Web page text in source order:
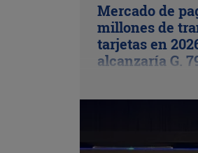
Mercado de
millones de
tarjetas en
alcanzaría G.